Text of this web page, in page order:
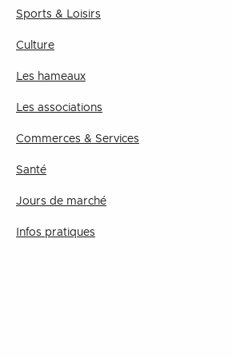
Sports & Loisirs
Culture
Les hameaux
Les associations
Commerces & Services
Santé
Jours de marché
Infos pratiques